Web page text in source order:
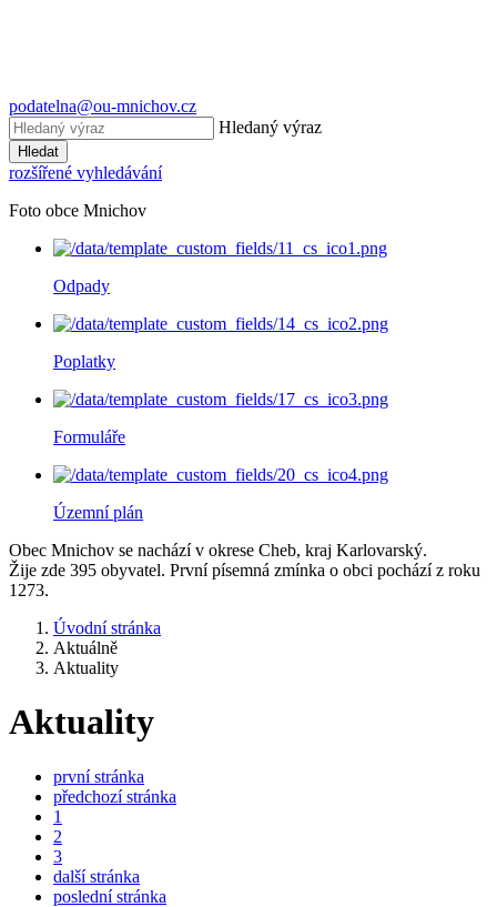
podatelna@ou-mnichov.cz
Hledaný výraz
Hledat
rozšířené vyhledávání
Foto obce Mnichov
Odpady
Poplatky
Formuláře
Územní plán
Obec Mnichov se nachází v okrese Cheb, kraj Karlovarský.
Žije zde 395 obyvatel. První písemná zmínka o obci pochází z roku
1273.
Úvodní stránka
Aktuálně
Aktuality
Aktuality
první stránka
předchozí stránka
1
2
3
další stránka
poslední stránka